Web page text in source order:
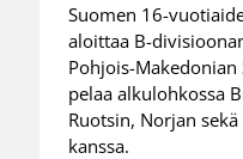
Suomen 16-
aloittaa B-
Pohjois-Makedonian
pelaa alkulohkossa
Ruotsin, Norjan
kanssa.